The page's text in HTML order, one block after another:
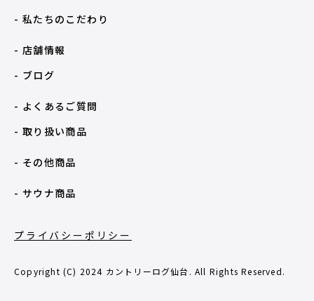
- 私たちのこだわり
- 店舗情報
- ブログ
- よくあるご質問
- 取り扱い商品
- その他商品
- サウナ商品
プライバシーポリシー
Copyright (C) 2024 カントリーログ仙台. All Rights Reserved.